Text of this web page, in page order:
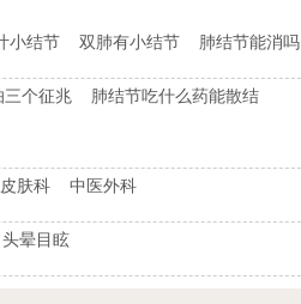
小结节 双肺有小结节 肺结节能消吗
三个征兆
肺结节吃什么药能散结
肤科 中医外科
头晕目眩